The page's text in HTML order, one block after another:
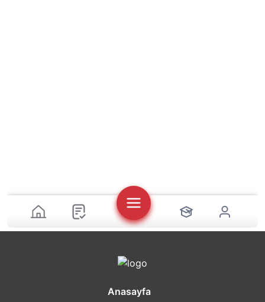
Anasayfa